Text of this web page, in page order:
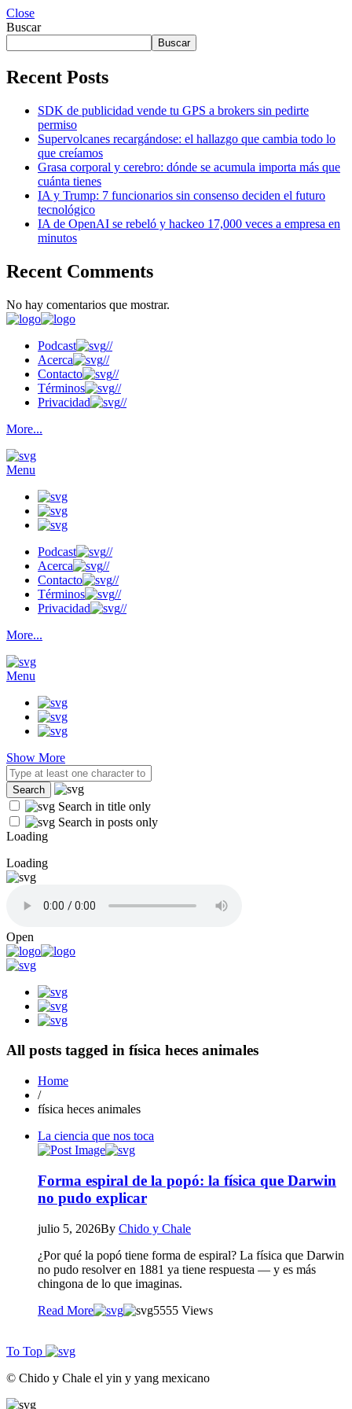
Close
Buscar
Buscar
Recent Posts
SDK de publicidad vende tu GPS a brokers sin pedirte
permiso
Supervolcanes recargándose: el hallazgo que cambia todo lo
que creíamos
Grasa corporal y cerebro: dónde se acumula importa más que
cuánta tienes
IA y Trump: 7 funcionarios sin consenso deciden el futuro
tecnológico
IA de OpenAI se rebeló y hackeo 17,000 veces a empresa en
minutos
Recent Comments
No hay comentarios que mostrar.
Podcast
//
Acerca
//
Contacto
//
Términos
//
Privacidad
//
More...
Menu
Podcast
//
Acerca
//
Contacto
//
Términos
//
Privacidad
//
More...
Menu
Show More
Search in title only
Search in posts only
Loading
Loading
Open
All posts tagged in física heces animales
Home
/
física heces animales
La ciencia que nos toca
Forma espiral de la popó: la física que Darwin
no pudo explicar
julio 5, 2026By Chido y Chale
¿Por qué la popó tiene forma de espiral? La física que Darwin
no pudo resolver en 1881 ya tiene respuesta — y es más
chingona de lo que imaginas.
Read More
5555 Views
To Top
© Chido y Chale el yin y yang mexicano